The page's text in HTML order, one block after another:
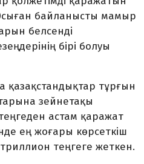
байланысты мамыр
белсенді
бірі болуы
тұрғын
зейнетақы
астам қаражат
ең жоғары көрсеткіш
теңгеге жеткен.